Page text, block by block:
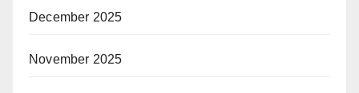
December 2025
November 2025